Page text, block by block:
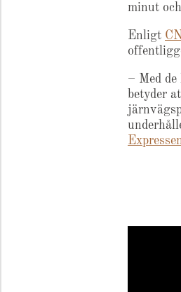
minut
Enligt
– Med
betyder